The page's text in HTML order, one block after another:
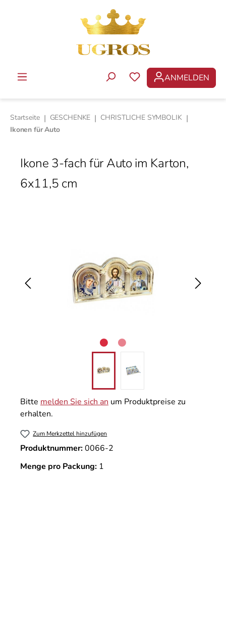
DU HAST 0
ANMELDEN
Startseite | GESCHENKE | CHRISTLICHE SYMBOLIK |
Ikonen für Auto
Ikone 3-fach für Auto im Karton,
6x11,5 cm
Bitte melden Sie sich an um Produktpreise zu
erhalten.
Zum Merkzettel hinzufügen
Produktnummer:0066-2
Menge pro Packung: 1